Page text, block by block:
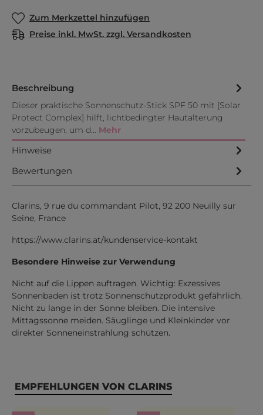
Zum Merkzettel hinzufügen
Preise inkl. MwSt. zzgl. Versandkosten
Beschreibung
Dieser praktische Sonnenschutz-Stick SPF 50 mit [Solar
Protect Complex] hilft, lichtbedingter Hautalterung
vorzubeugen, um d… Mehr
Hinweise
Bewertungen
Clarins, 9 rue du commandant Pilot, 92 200 Neuilly sur
Seine, France
https://www.clarins.at/kundenservice-kontakt
Besondere Hinweise zur Verwendung
Nicht auf die Lippen auftragen. Wichtig: Exzessives
Sonnenbaden ist trotz Sonnenschutzprodukt gefährlich.
Nicht zu lange in der Sonne bleiben. Die intensive
Mittagssonne meiden. Säuglinge und Kleinkinder vor
direkter Sonneneinstrahlung schützen.
Produktgalerie überspringen
EMPFEHLUNGEN VON CLARINS